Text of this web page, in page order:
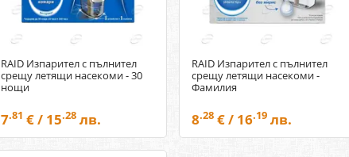
RAID Изпарител с пълнител
срещу летящи насекоми - 30
нощи
7.81 € / 15.28лв.
RAID Изпарител с пълнител
срещу летящи насекоми -
Фамилия
8.28€ / 16.19лв.